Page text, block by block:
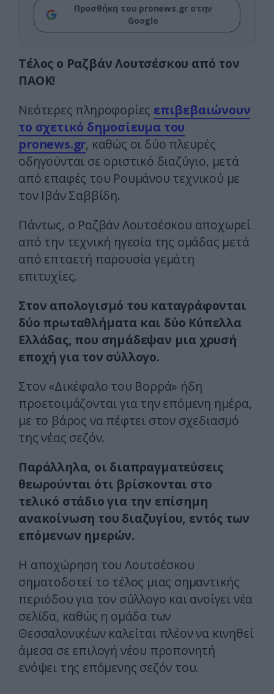
Προσθήκη του pronews.gr στην
Google
Τέλος ο Ραζβάν Λουτσέσκου από τον
ΠΑΟΚ!
Νεότερες πληροφορίες επιβεβαιώνουν
το σχετικό δημοσίευμα του
pronews.gr, καθώς οι δύο πλευρές
οδηγούνται σε οριστικό διαζύγιο, μετά
από επαφές του Ρουμάνου τεχνικού με
τον Ιβάν Σαββίδη.
Πάντως, ο Ραζβάν Λουτσέσκου αποχωρεί
από την τεχνική ηγεσία της ομάδας μετά
από επταετή παρουσία γεμάτη
επιτυχίες.
Στον απολογισμό του καταγράφονται
δύο πρωταθλήματα και δύο Κύπελλα
Ελλάδας, που σημάδεψαν μια χρυσή
εποχή για τον σύλλογο.
Στον «Δικέφαλο του Βορρά» ήδη
προετοιμάζονται για την επόμενη ημέρα,
με το βάρος να πέφτει στον σχεδιασμό
της νέας σεζόν.
Παράλληλα, οι διαπραγματεύσεις
θεωρούνται ότι βρίσκονται στο
τελικό στάδιο για την επίσημη
ανακοίνωση του διαζυγίου, εντός των
επόμενων ημερών.
Η αποχώρηση του Λουτσέσκου
σηματοδοτεί το τέλος μιας σημαντικής
περιόδου για τον σύλλογο και ανοίγει νέα
σελίδα, καθώς η ομάδα των
Θεσσαλονικέων καλείται πλέον να κινηθεί
άμεσα σε επιλογή νέου προπονητή
ενόψει της επόμενης σεζόν του.